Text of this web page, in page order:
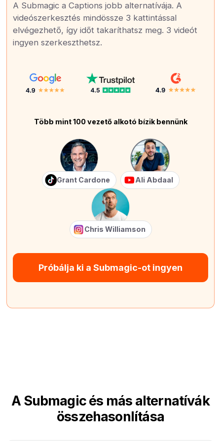
A Submagic a Captions jobb alternatívája. A
videószerkesztés mindössze 3 kattintással
elvégezhető, így időt takaríthatsz meg. 3 videót
ingyen szerkeszthetsz.
Több mint 100 vezető alkotó bízik bennünk
Grant Cardone Ali Abdaal
Chris Williamson
Próbálja ki a Submagic-ot ingyen
A Submagic és más alternatívák
összehasonlítása